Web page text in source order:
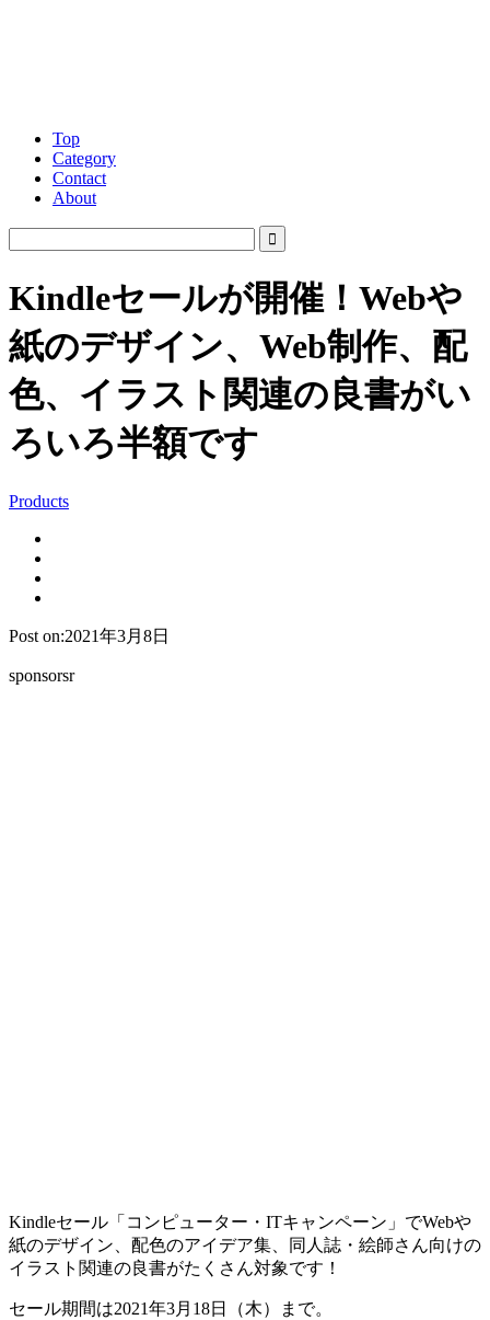
Top
Category
Contact
About
Kindleセールが開催！Webや
紙のデザイン、Web制作、配
色、イラスト関連の良書がい
ろいろ半額です
Products
Post on:2021年3月8日
sponsorsr
Kindleセール「コンピューター・ITキャンペーン」でWebや
紙のデザイン、配色のアイデア集、同人誌・絵師さん向けの
イラスト関連の良書がたくさん対象です！
セール期間は2021年3月18日（木）まで。